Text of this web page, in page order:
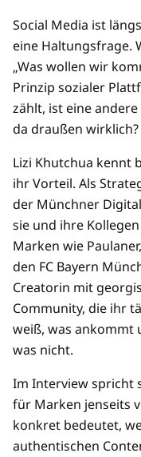
Social Media ist
eine Haltungsfrage.
„Was wollen wir
Prinzip sozialer
zählt, ist eine
da draußen wirklich?
Lizi Khutchua kennt
ihr Vorteil. Als
der Münchner
sie und ihre
Marken wie
den FC Bayern
Creatorin mit
Community, die ihr
weiß, was ankommt
was nicht.
Im Interview spricht
für Marken jenseits
konkret bedeutet,
authentischen